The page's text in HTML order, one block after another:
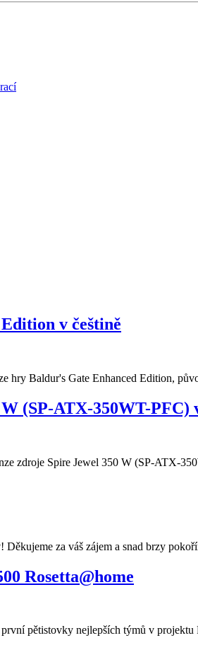
v češtině
hry Baldur's Gate Enhanced Edition,
(SP-ATX-350WT-PFC)
zdroje Spire Jewel 350 W (SP-ATX-
Děkujeme za váš zájem a snad brzy
Rosetta@home
pětistovky nejlepších týmů v